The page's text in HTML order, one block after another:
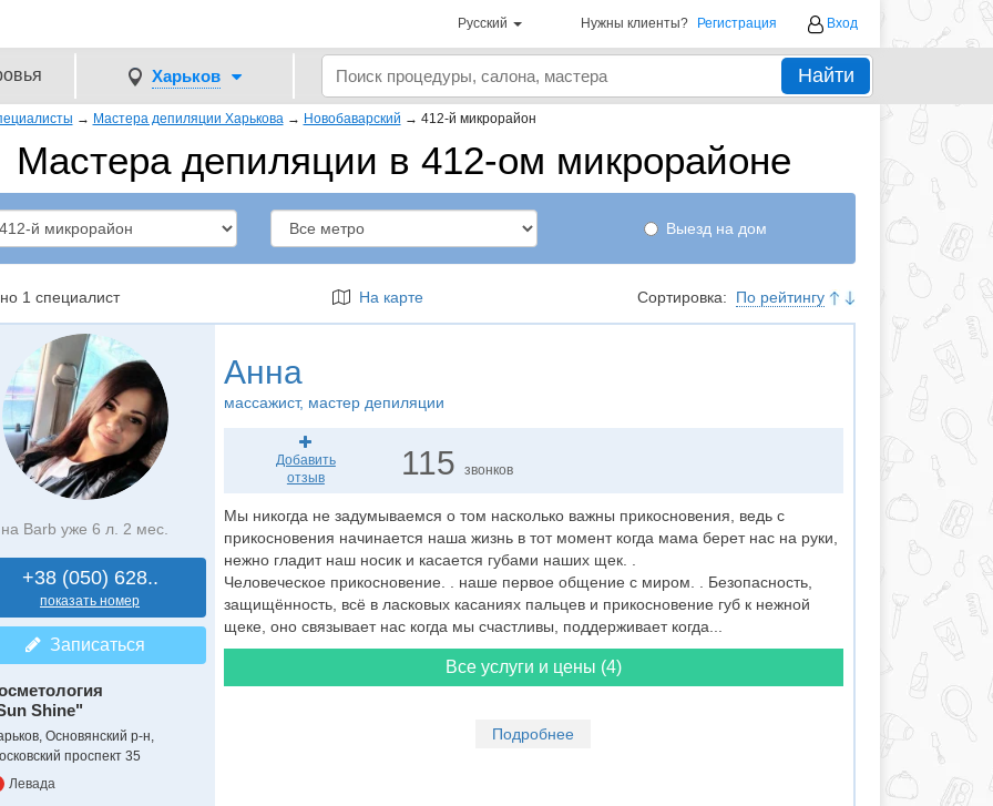
Русский Нужны клиенты? Регистрация Вход
Харьков Найти
→ Мастера депиляции Харькова → Новобаварский → 412-й микрорайон
Мастера депиляции в 412-ом микрорайоне
Выезд на дом
1 специалист На карте Сортировка: По рейтингу
на Barb уже 6 л. 2 мес.
+38 (050) 628..
показать номер
Записаться
Shine"
Основянский р-н,
проспект 35
Левада
Анна
массажист, мастер депиляции
Добавить
отзыв
115звонков
Мы никогда не задумываемся о том насколько важны прикосновения, ведь с
прикосновения начинается наша жизнь в тот момент когда мама берет нас на руки,
нежно гладит наш носик и касается губами наших щек. .
Человеческое прикосновение. . наше первое общение с миром. . Безопасность,
защищённость, всё в ласковых касаниях пальцев и прикосновение губ к нежной
щеке, оно связывает нас когда мы счастливы, поддерживает когда...
Все услуги и цены (4)
Подробнее